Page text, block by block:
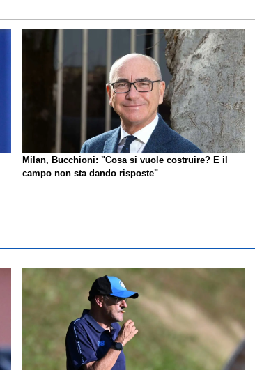
Milan, Bucchioni: "Cosa si vuole costruire? E il
campo non sta dando risposte"